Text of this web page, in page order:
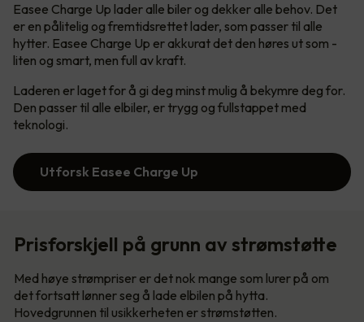
Easee Charge Up lader alle biler og dekker alle behov. Det
er en pålitelig og fremtidsrettet lader, som passer til alle
hytter. Easee Charge Up er akkurat det den høres ut som -
liten og smart, men full av kraft.
Laderen er laget for å gi deg minst mulig å bekymre deg for.
Den passer til alle elbiler, er trygg og fullstappet med
teknologi.
Utforsk Easee Charge Up
Prisforskjell på grunn av strømstøtte
Med høye strømpriser er det nok mange som lurer på om
det fortsatt lønner seg å lade elbilen på hytta.
Hovedgrunnen til usikkerheten er strømstøtten.